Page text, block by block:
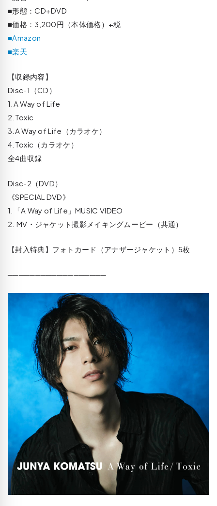
■形態：CD+DVD
■価格：3,200円（本体価格）+税
■Amazon
■楽天
【収録内容】
Disc-1（CD）
1.A Way of Life
2.Toxic
3.A Way of Life（カラオケ）
4.Toxic（カラオケ）
全4曲収録
Disc-2（DVD）
《SPECIAL DVD》
1.「A Way of Life」MUSIC VIDEO
2. MV・ジャケット撮影メイキングムービー（共通）
【封入特典】フォトカード（アナザージャケット）5枚
──────────────────